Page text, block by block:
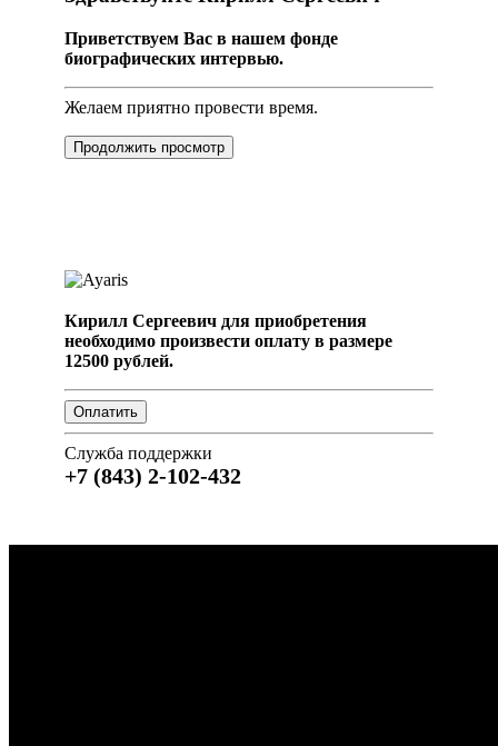
Приветствуем Вас в нашем фонде
биографических интервью.
Желаем приятно провести время.
Продолжить просмотр
Кирилл Сергеевич для приобретения
необходимо произвести оплату в размере
12500 рублей.
Служба поддержки
+7 (843) 2-102-432